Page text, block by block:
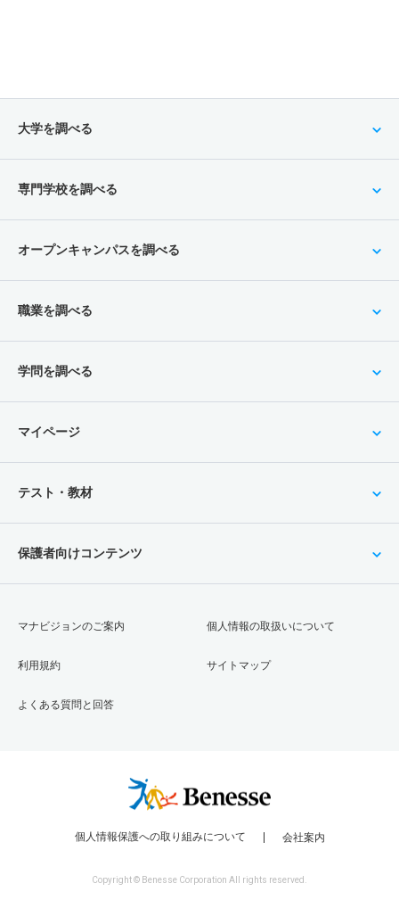
大学を調べる
専門学校を調べる
オープンキャンパスを調べる
職業を調べる
学問を調べる
マイページ
テスト・教材
保護者向けコンテンツ
マナビジョンのご案内
利用規約
よくある質問と回答
個人情報の取扱いについて
サイトマップ
個人情報保護への取り組みについて 会社案内
Copyright © Benesse Corporation All rights reserved.